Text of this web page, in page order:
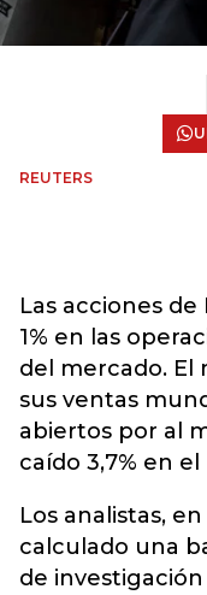
REUTERS
Las acciones
1% en las
del mercado. El
sus ventas
abiertos por al
caído 3,7% en el
Los analistas,
calculado una
de